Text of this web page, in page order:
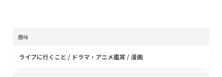
趣味
ライブに行くこと / ドラマ・アニメ鑑賞 / 漫画